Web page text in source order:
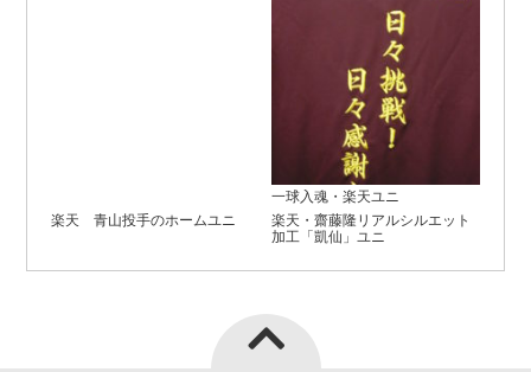
一球入魂・楽天ユニ
楽天 青山投手のホームユニ
楽天・齋藤隆リアルシルエット
加工「凱仙」ユニ